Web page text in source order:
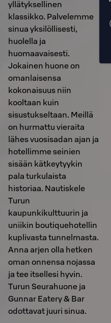
yllätyksellinen
klassikko. Palvelemme
sinua yksilöllisesti,
huolella ja
huomaavaisesti.
Jokainen huone on
omanlaisensa
kokonaisuus niin
kooltaan kuin
sisustukseltaan. Meillä
on hurmattu vieraita
lähes vuosisadan ajan ja
hotellimme seinien
sisään kätkeytyykin
pala turkulaista
historiaa. Nautiskele
Turun
kaupunkikulttuurin ja
uniikin boutiquehotellin
kuplivasta tunnelmasta.
Anna arjen olla hetken
oman onnensa nojassa
ja tee itsellesi hyvin.
Turun Seurahuone ja
Gunnar Eatery & Bar
odottavat juuri sinua.